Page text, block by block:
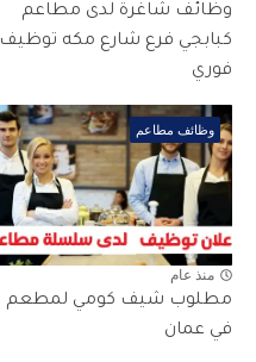
وظائف شاغرة لدى مطاعم
كبابجي فرع شارع مكه توظيف
فوري
وظائف مطاعم
منذ عام
مطلوب شيف كومي لمطعم
في عمان